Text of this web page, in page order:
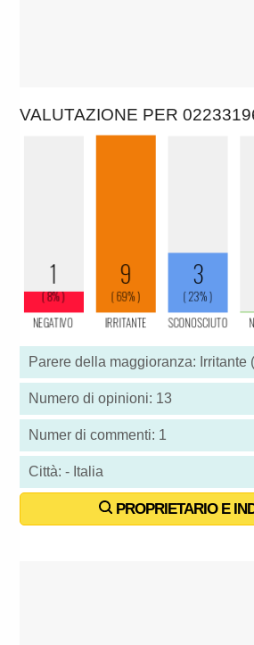
VALUTAZIONE PER
Parere della maggioranza: Irritante
Numero di opinioni: 13
Numer di commenti: 1
Città: - Italia
PROPRIETARIO E